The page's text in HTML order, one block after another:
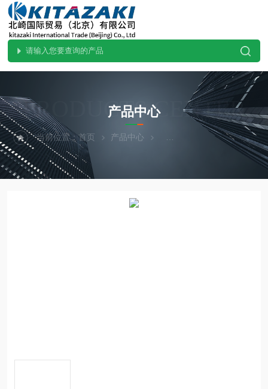
PRODUCTS CENTER
产品中心
当前位置：首页 产品中心 热卖！YAZAWA矢泽科学